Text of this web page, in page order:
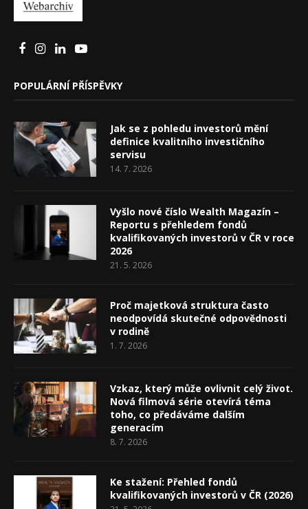
POPULÁRNÍ PŘÍSPĚVKY
Jak se z pohledu investorů mění
definice kvalitního investičního
servisu
14. 7. 2026
Vyšlo nové číslo Wealth Magazín –
Reportu s přehledem fondů
kvalifikovaných investorů v ČR v roce
2026
21. 5. 2026
Proč majetková struktura často
neodpovídá skutečné odpovědnosti
v rodině
1. 7. 2026
Vzkaz, který může ovlivnit celý život.
Nová filmová série otevírá téma
toho, co předáváme dalším
generacím
8. 7. 2026
Ke stažení: Přehled fondů
kvalifikovaných investorů v ČR (2026)